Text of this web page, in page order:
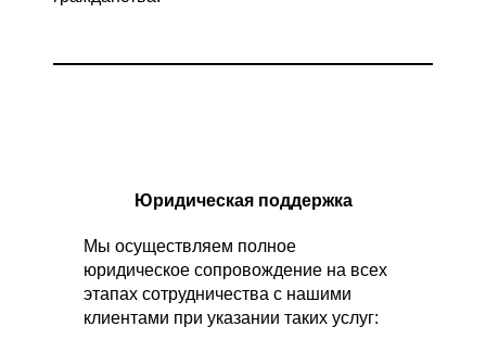
Юридическая поддержка
Мы осуществляем полное
юридическое сопровождение на всех
этапах сотрудничества с нашими
клиентами при указании таких услуг: